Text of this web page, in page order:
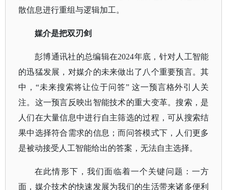
散信息进行重组与逻辑加工。
媒介是把双刃剑
彭博通讯社的总编辑在2024年底，针对人工智能
的迅猛发展，对媒介的未来做出了八个重要预言。其
中，“未来搜索将让位于问答” 这一预言格外引人关
注。这一预言反映出智能技术的重大变革。搜索，是
人们在大量信息中进行自主筛选的过程，可从搜索结
果中选择符合需求的信息；而问答模式下，人们更多
是被动接受人工智能给出的答案，无法自主选择。
在此情形下，我们面临着一个关键问题：一方
面，媒介技术的快速发展为我们的生活带来诸多便利